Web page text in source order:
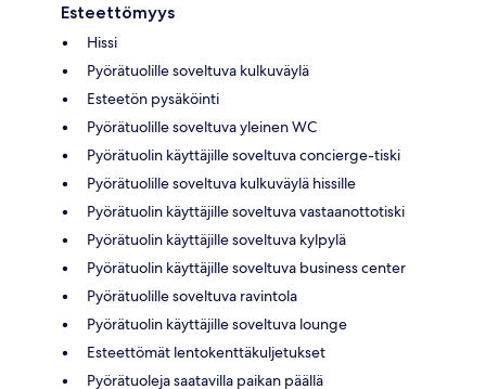
Esteettömyys
Hissi
Pyörätuolille soveltuva kulkuväylä
Esteetön pysäköinti
Pyörätuolille soveltuva yleinen WC
Pyörätuolin käyttäjille soveltuva concierge-tiski
Pyörätuolille soveltuva kulkuväylä hissille
Pyörätuolin käyttäjille soveltuva vastaanottotiski
Pyörätuolin käyttäjille soveltuva kylpylä
Pyörätuolin käyttäjille soveltuva business center
Pyörätuolille soveltuva ravintola
Pyörätuolin käyttäjille soveltuva lounge
Esteettömät lentokenttäkuljetukset
Pyörätuoleja saatavilla paikan päällä